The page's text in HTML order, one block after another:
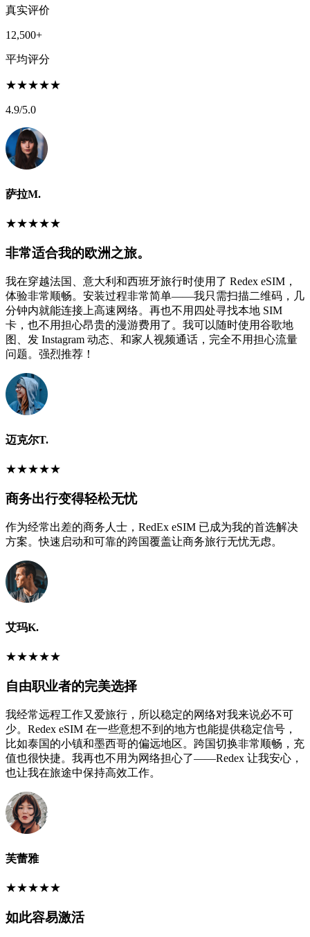
真实评价
12,500+
平均评分
★★★★★
4.9/5.0
萨拉M.
★★★★★
非常适合我的欧洲之旅。
我在穿越法国、意大利和西班牙旅行时使用了 Redex eSIM，
体验非常顺畅。安装过程非常简单——我只需扫描二维码，几
分钟内就能连接上高速网络。再也不用四处寻找本地 SIM
卡，也不用担心昂贵的漫游费用了。我可以随时使用谷歌地
图、发 Instagram 动态、和家人视频通话，完全不用担心流量
问题。强烈推荐！
迈克尔T.
★★★★★
商务出行变得轻松无忧
作为经常出差的商务人士，RedEx eSIM 已成为我的首选解决
方案。快速启动和可靠的跨国覆盖让商务旅行无忧无虑。
艾玛K.
★★★★★
自由职业者的完美选择
我经常远程工作又爱旅行，所以稳定的网络对我来说必不可
少。Redex eSIM 在一些意想不到的地方也能提供稳定信号，
比如泰国的小镇和墨西哥的偏远地区。跨国切换非常顺畅，充
值也很快捷。我再也不用为网络担心了——Redex 让我安心，
也让我在旅途中保持高效工作。
芙蕾雅
★★★★★
如此容易激活